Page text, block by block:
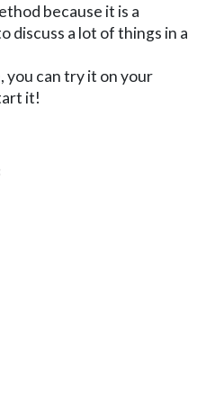
because it is a
discuss a lot of things in a
you can try it on your
it!